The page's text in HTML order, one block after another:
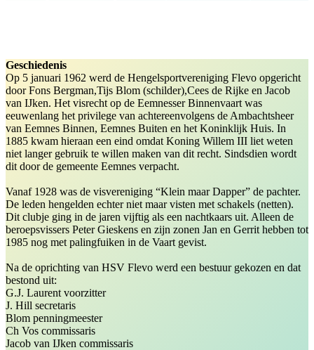
Geschiedenis
Op 5 januari 1962 werd de Hengelsportvereniging Flevo opgericht
door Fons Bergman,Tijs Blom (schilder),Cees de Rijke en Jacob
van IJken. Het visrecht op de Eemnesser Binnenvaart was
eeuwenlang het privilege van achtereenvolgens de Ambachtsheer
van Eemnes Binnen, Eemnes Buiten en het Koninklijk Huis. In
1885 kwam hieraan een eind omdat Koning Willem III liet weten
niet langer gebruik te willen maken van dit recht. Sindsdien wordt
dit door de gemeente Eemnes verpacht.
Vanaf 1928 was de visvereniging “Klein maar Dapper” de pachter.
De leden hengelden echter niet maar visten met schakels (netten).
Dit clubje ging in de jaren vijftig als een nachtkaars uit. Alleen de
beroepsvissers Peter Gieskens en zijn zonen Jan en Gerrit hebben tot
1985 nog met palingfuiken in de Vaart gevist.
Na de oprichting van HSV Flevo werd een bestuur gekozen en dat
bestond uit:
G.J. Laurent voorzitter
J. Hill secretaris
Blom penningmeester
Ch Vos commissaris
Jacob van IJken commissaris